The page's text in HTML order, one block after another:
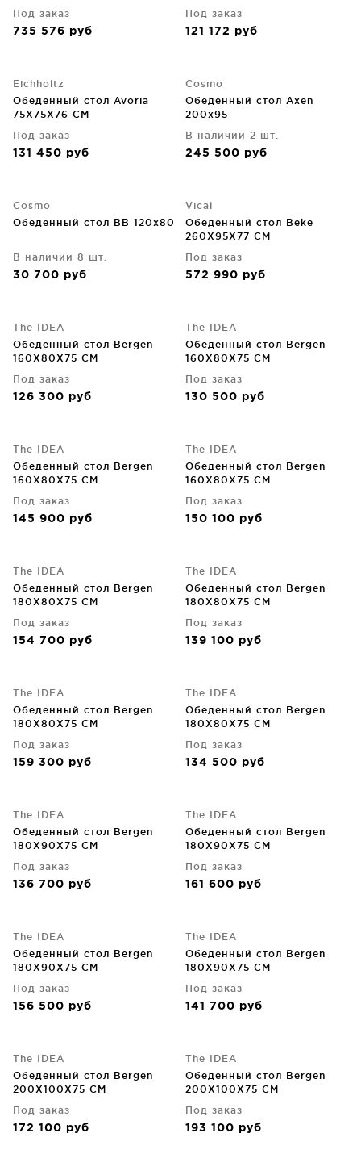
Под заказ
735 576 руб
Под заказ
121 172 руб
Eichholtz
Обеденный стол Avoria
75X75X76 CM
Под заказ
131 450 руб
Cosmo
Обеденный стол Axen
200х95
В наличии 2 шт.
245 500 руб
Cosmo
Обеденный стол BB 120x80
В наличии 8 шт.
30 700 руб
Vical
Обеденный стол Beke
260X95X77 CM
Под заказ
572 990 руб
The IDEA
Обеденный стол Bergen
160X80X75 CM
Под заказ
126 300 руб
The IDEA
Обеденный стол Bergen
160X80X75 CM
Под заказ
130 500 руб
The IDEA
Обеденный стол Bergen
160X80X75 CM
Под заказ
145 900 руб
The IDEA
Обеденный стол Bergen
160X80X75 CM
Под заказ
150 100 руб
The IDEA
Обеденный стол Bergen
180X80X75 CM
Под заказ
154 700 руб
The IDEA
Обеденный стол Bergen
180X80X75 CM
Под заказ
139 100 руб
The IDEA
Обеденный стол Bergen
180X80X75 CM
Под заказ
159 300 руб
The IDEA
Обеденный стол Bergen
180X80X75 CM
Под заказ
134 500 руб
The IDEA
Обеденный стол Bergen
180X90X75 CM
Под заказ
136 700 руб
The IDEA
Обеденный стол Bergen
180X90X75 CM
Под заказ
161 600 руб
The IDEA
Обеденный стол Bergen
180X90X75 CM
Под заказ
156 500 руб
The IDEA
Обеденный стол Bergen
180X90X75 CM
Под заказ
141 700 руб
The IDEA
Обеденный стол Bergen
200X100X75 CM
Под заказ
172 100 руб
The IDEA
Обеденный стол Bergen
200X100X75 CM
Под заказ
193 100 руб